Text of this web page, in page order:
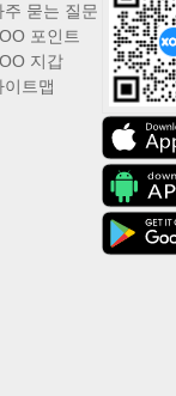
주 묻는 질문
포인트
지갑
이트맵